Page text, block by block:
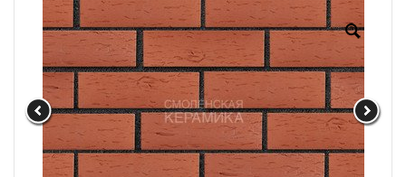
Оплата
Доставка
Сотрудничество
Галерея объектов
Контакты